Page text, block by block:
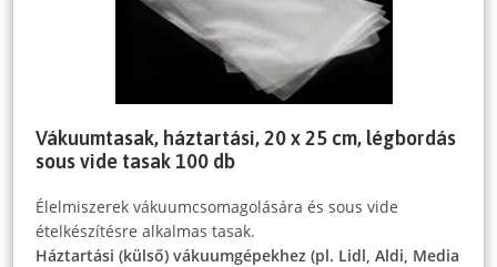
Vákuumtasak, háztartási, 20 x 25 cm, légbordás
sous vide tasak 100 db
Élelmiszerek vákuumcsomagolására és sous vide
ételkészítésre alkalmas tasak.
Háztartási (külső) vákuumgépekhez (pl. Lidl, Aldi, Media